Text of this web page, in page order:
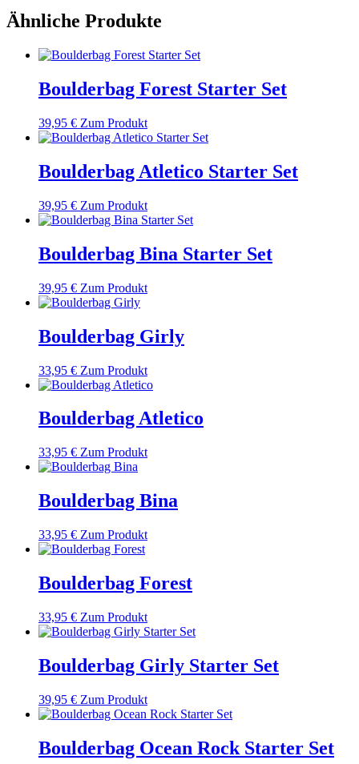
Ähnliche Produkte
Boulderbag Forest Starter Set
39,95 € Zum Produkt
Boulderbag Atletico Starter Set
39,95 € Zum Produkt
Boulderbag Bina Starter Set
39,95 € Zum Produkt
Boulderbag Girly
33,95 € Zum Produkt
Boulderbag Atletico
33,95 € Zum Produkt
Boulderbag Bina
33,95 € Zum Produkt
Boulderbag Forest
33,95 € Zum Produkt
Boulderbag Girly Starter Set
39,95 € Zum Produkt
Boulderbag Ocean Rock Starter Set